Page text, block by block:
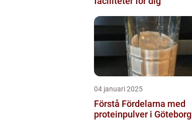
04 januari 2025
Förstå Fördelarna med
proteinpulver i Göteborg